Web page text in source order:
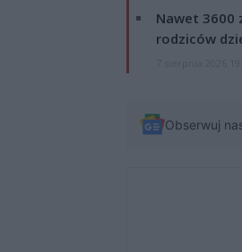
Nawet 3600
rodziców
Obserwuj